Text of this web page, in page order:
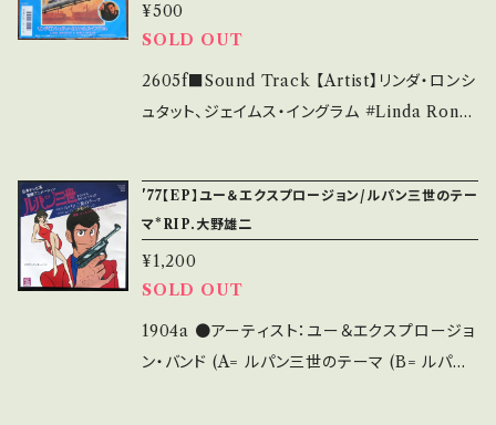
d that it is second hand. *詳しくは ■■■
状態・説明 / 発送について■■■ をご覧くださ
い。 https://onbankutsu.thebase.in/items/1
4252144 お知らせ等は、About 画面にてご確
DNK2Vz1vo?si=MY6BA87ZcyrdBHt7 【C
ondition】 Jacket/Record：B/A (国内盤) __
_______________________ 【Abou
t the state/状態説明】 S・新品未開封など A・
の他、+ - で補足しています。 *中古という事をご
理解して頂ける方のご購入をお願い致します。 P
lease purchase it if you understand that
it is second hand. *詳しくは ■■■状態・説
明 / 発送について■■■ をご覧ください。 http
s://onbankutsu.thebase.in/items/1425214
¥500
SOLD OUT
2605f■Sound Track 【Artist】リンダ・ロンシ
ュタット、ジェイムス・イングラム #Linda Ronst
/ P-2197 / ワーナー *スピルバーグ監督アニ
メ"アメリカ物語(An American Tail)" OST
■参考視聴■ https://youtu.be/sVoK4DYLL
WQ?si=yqkDedMAisfesK7- 【Condition】 J
acket/Record：B/A (国内盤) _________
________________ 【About the stat
'77【EP】ユー＆エクスプロージョン/ルパン三世のテー
マ*RIP.大野雄二
¥1,200
SOLD OUT
1904a ●アーティスト：ユー＆エクスプロージョ
ン・バンド (A= ルパン三世のテーマ (B= ルパン